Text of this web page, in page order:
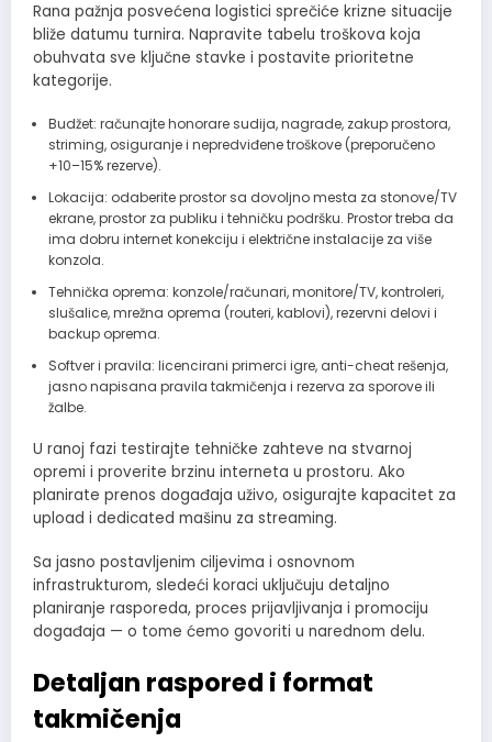
Rana pažnja posvećena logistici sprečiće krizne situacije
bliže datumu turnira. Napravite tabelu troškova koja
obuhvata sve ključne stavke i postavite prioritetne
kategorije.
Budžet: računajte honorare sudija, nagrade, zakup prostora,
striming, osiguranje i nepredviđene troškove (preporučeno
+10–15% rezerve).
Lokacija: odaberite prostor sa dovoljno mesta za stonove/TV
ekrane, prostor za publiku i tehničku podršku. Prostor treba da
ima dobru internet konekciju i električne instalacije za više
konzola.
Tehnička oprema: konzole/računari, monitore/TV, kontroleri,
slušalice, mrežna oprema (routeri, kablovi), rezervni delovi i
backup oprema.
Softver i pravila: licencirani primerci igre, anti-cheat rešenja,
jasno napisana pravila takmičenja i rezerva za sporove ili
žalbe.
U ranoj fazi testirajte tehničke zahteve na stvarnoj
opremi i proverite brzinu interneta u prostoru. Ako
planirate prenos događaja uživo, osigurajte kapacitet za
upload i dedicated mašinu za streaming.
Sa jasno postavljenim ciljevima i osnovnom
infrastrukturom, sledeći koraci uključuju detaljno
planiranje rasporeda, proces prijavljivanja i promociju
događaja — o tome ćemo govoriti u narednom delu.
Detaljan raspored i format
takmičenja